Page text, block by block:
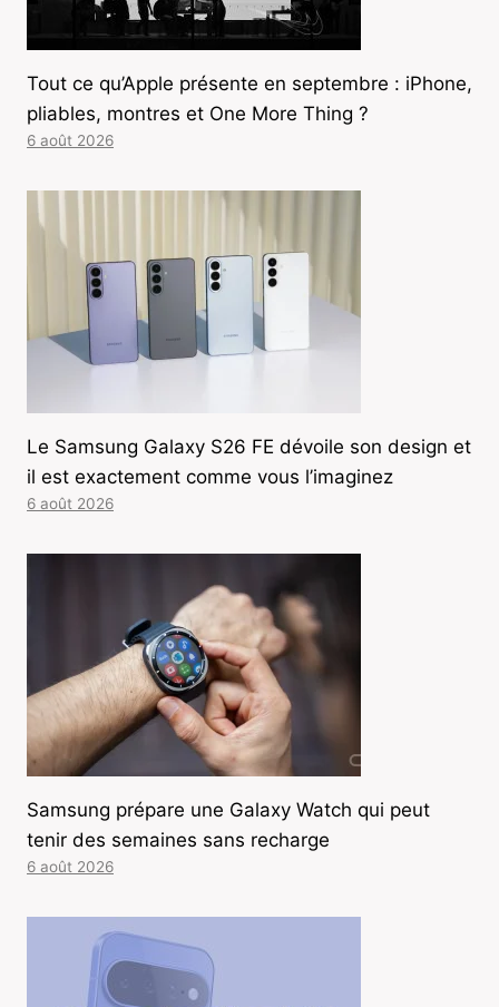
Tout ce qu’Apple présente en septembre : iPhone,
pliables, montres et One More Thing ?
6 août 2026
Le Samsung Galaxy S26 FE dévoile son design et
il est exactement comme vous l’imaginez
6 août 2026
Samsung prépare une Galaxy Watch qui peut
tenir des semaines sans recharge
6 août 2026